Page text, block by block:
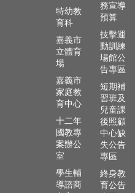
特幼教
育科
嘉義市
立體育
場
嘉義市
家庭教
育中心
十二年
國教專
案辦公
室
學生輔
導諮商
務宣導
預算
技擊運
動訓練
場館公
告專區
短期補
習班及
兒童課
後照顧
中心缺
失公告
專區
終身教
育公告